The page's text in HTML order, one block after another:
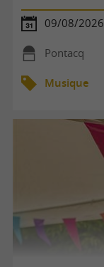
09/08/2026
Pontacq
Musique